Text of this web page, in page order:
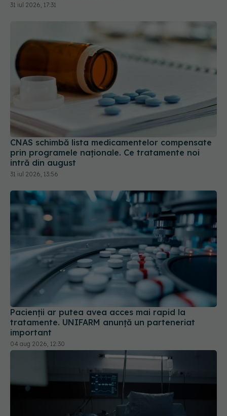
31 iul 2026, 17:31
CNAS schimbă lista medicamentelor compensate
prin programele naționale. Ce tratamente noi
intră din august
31 iul 2026, 13:56
Pacienții ar putea avea acces mai rapid la
tratamente. UNIFARM anunță un parteneriat
important
04 aug 2026, 12:30